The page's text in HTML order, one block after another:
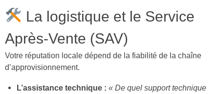
La logistique et le Service
Après-Vente (SAV)
Votre réputation locale dépend de la fiabilité de la chaîne
d’approvisionnement.
L’assistance technique : « De quel support technique